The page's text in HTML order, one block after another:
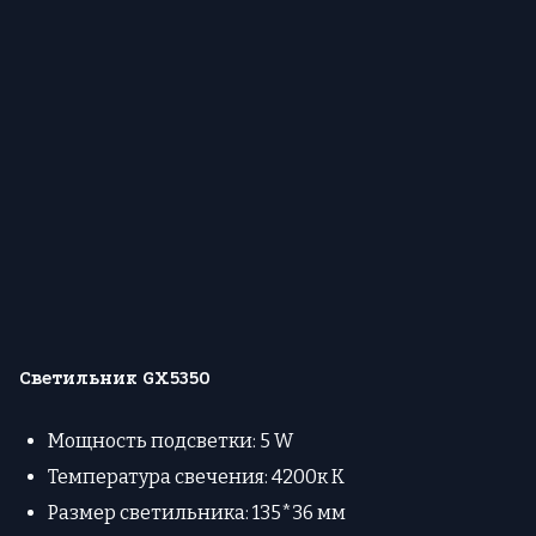
Светильник GX5350
Мощность подсветки: 5 W
Температура свечения: 4200к К
Размер светильника: 135*36 мм